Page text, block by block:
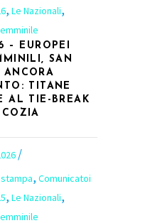
, Le Nazionali,
– EUROPEI
SAN
ANCORA
TITANE
AL TIE-BREAK
, Comunicatoi
, Le Nazionali,